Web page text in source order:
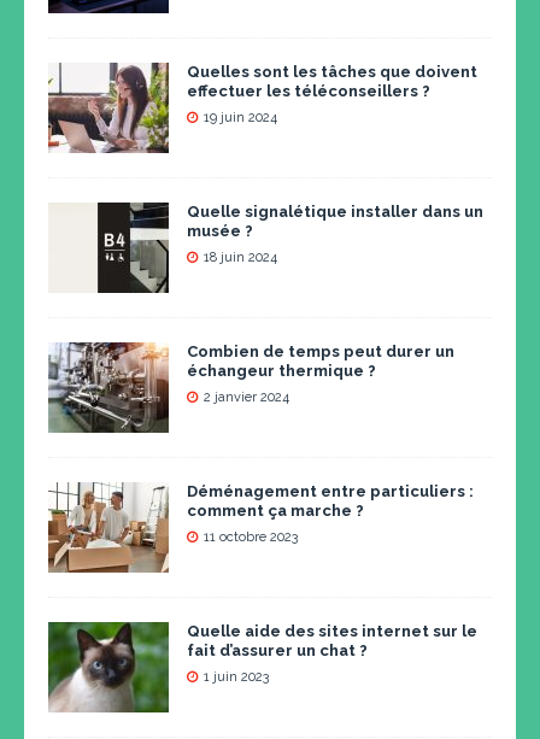
Quelles sont les tâches que doivent
effectuer les téléconseillers ?
19 juin 2024
Quelle signalétique installer dans un
musée ?
18 juin 2024
Combien de temps peut durer un
échangeur thermique ?
2 janvier 2024
Déménagement entre particuliers :
comment ça marche ?
11 octobre 2023
Quelle aide des sites internet sur le
fait d’assurer un chat ?
1 juin 2023